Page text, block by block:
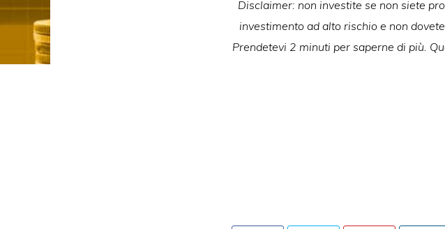
Disclaimer: non investite se non siete
investimento ad alto rischio e non
Prendetevi 2 minuti per saperne di più.